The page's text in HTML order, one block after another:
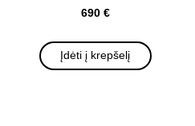
690 €
Įdėti į krepšelį